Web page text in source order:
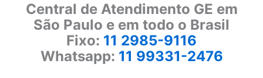
Central de Atendimento GE em
São Paulo e em todo o Brasil
Fixo: 11 2985-9116
Whatsapp: 11 99331-2476